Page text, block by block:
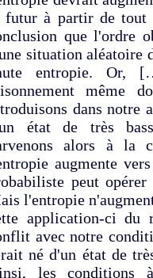
futur à partir de tout
que l'ordre
situation aléatoire
entropie. Or,
même
dans notre
état de très
alors à la
augmente
peut
l'entropie
application-ci du
avec notre
né d'un état de
les conditions